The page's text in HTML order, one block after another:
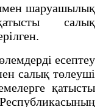
шаруашылық
салық
есептеу
салық төлеуші
қатысты